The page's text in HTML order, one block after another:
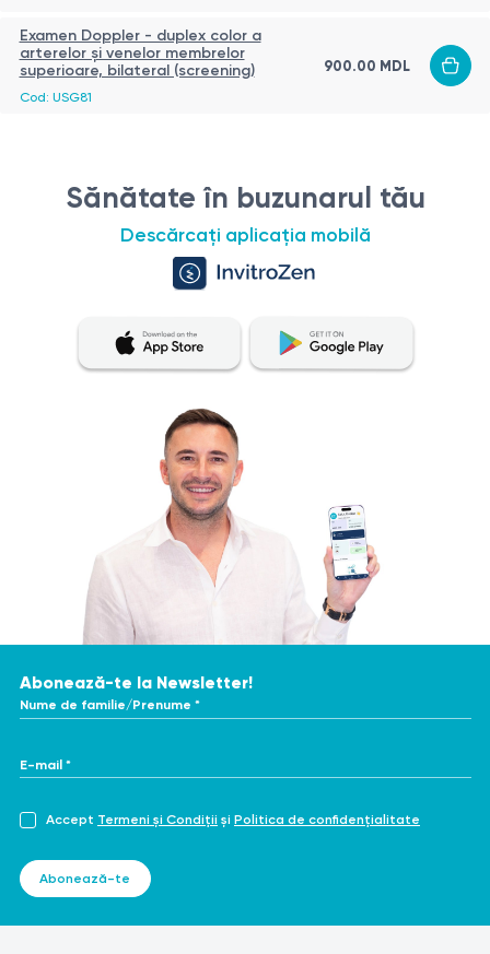
Examen Doppler - duplex color a
arterelor și venelor membrelor
superioare, bilateral (screening)
Cod: USG81
900.00 MDL
Sănătate în buzunarul tău
Descărcați aplicația mobilă
Abonează-te la Newsletter!
Nume de familie/Prenume *
E-mail *
Accept Termeni și Condiții și Politica de confidențialitate
Abonează-te